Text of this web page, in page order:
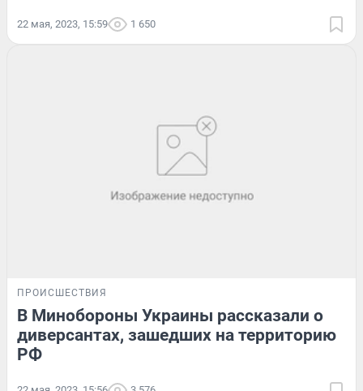
22 мая, 2023, 15:59 1 650
ПРОИСШЕСТВИЯ
В Минобороны Украины рассказали о
диверсантах, зашедших на территорию
РФ